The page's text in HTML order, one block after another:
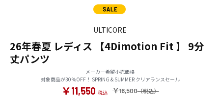
ULTICORE
26年春夏 レディス 【4Dimotion Fit 】 9分
丈パンツ
メーカー希望小売価格
対象商品が30％OFF！ SPRING & SUMMER クリアランスセール
￥16,500
￥11,550